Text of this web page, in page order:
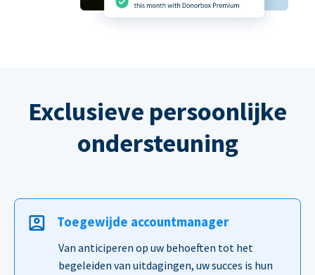
Exclusieve persoonlijke
ondersteuning
Toegewijde accountmanager
Van anticiperen op uw behoeften tot het
begeleiden van uitdagingen, uw succes is hun